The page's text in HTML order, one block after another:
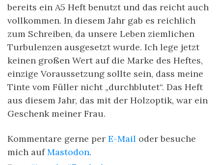
bereits ein A5 Heft benutzt und das reicht auch
vollkommen. In diesem Jahr gab es reichlich
zum Schreiben, da unsere Leben ziemlichen
Turbulenzen ausgesetzt wurde. Ich lege jetzt
keinen großen Wert auf die Marke des Heftes,
einzige Voraussetzung sollte sein, dass meine
Tinte vom Füller nicht „durchblutet“. Das Heft
aus diesem Jahr, das mit der Holzoptik, war ein
Geschenk meiner Frau.
Kommentare gerne per E-Mail oder besuche
mich aufMastodon.